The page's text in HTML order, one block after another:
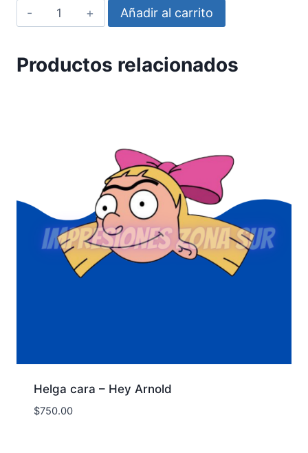
One
Piece
Calavera
Añadir al carrito
Productos relacionados
Helga cara – Hey Arnold
$750.00